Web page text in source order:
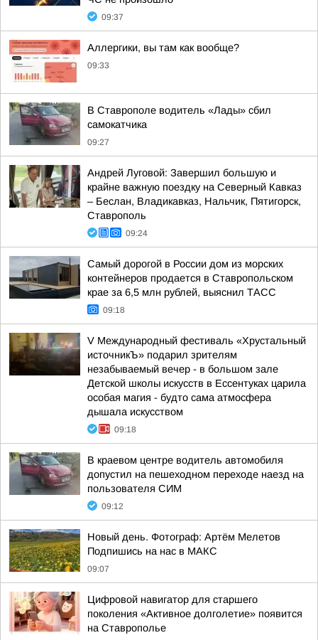
09:37
Аллергики, вы там как вообще?
09:33
В Ставрополе водитель «Лады» сбил
самокатчика
09:27
Андрей Луговой: Завершил большую и
крайне важную поездку на Северный Кавказ
– Беслан, Владикавказ, Нальчик, Пятигорск,
Ставрополь
09:24
Самый дорогой в России дом из морских
контейнеров продается в Ставропольском
крае за 6,5 млн рублей, выяснил ТАСС
09:18
V Международный фестиваль «Хрустальный
источникЪ» подарил зрителям
незабываемый вечер - в большом зале
Детской школы искусств в Ессентуках царила
особая магия - будто сама атмосфера
дышала искусством
09:18
В краевом центре водитель автомобиля
допустил на пешеходном переходе наезд на
пользователя СИМ
09:12
Новый день. Фотограф: Артём Мелетов
Подпишись на нас в МАКС
09:07
Цифровой навигатор для старшего
поколения «Активное долголетие» появится
на Ставрополье